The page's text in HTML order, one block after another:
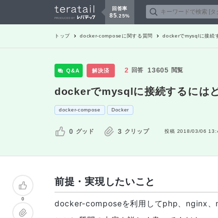
回答率
85 25%
トップ docker-compose に関する質問 dockerでmysqlに接続
Q&A 解決済 2 回答 13605 閲覧
dockerでmysqlに接続するには
docker-compose Docker
0 グッド 3 クリップ 投稿 2018/03/06
0
前提・実現したいこと
docker-composeを利用してphp、nginx、